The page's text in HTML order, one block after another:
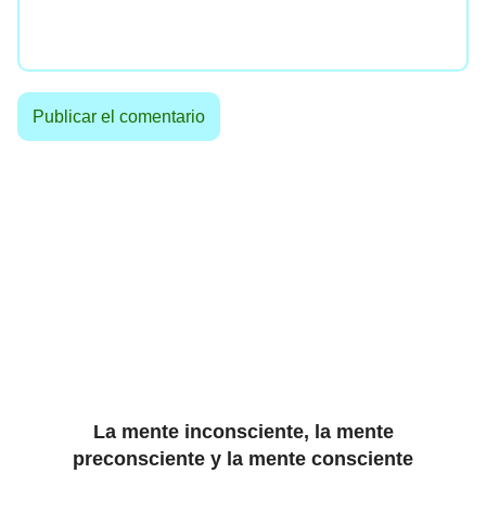
La mente inconsciente, la mente
preconsciente y la mente consciente